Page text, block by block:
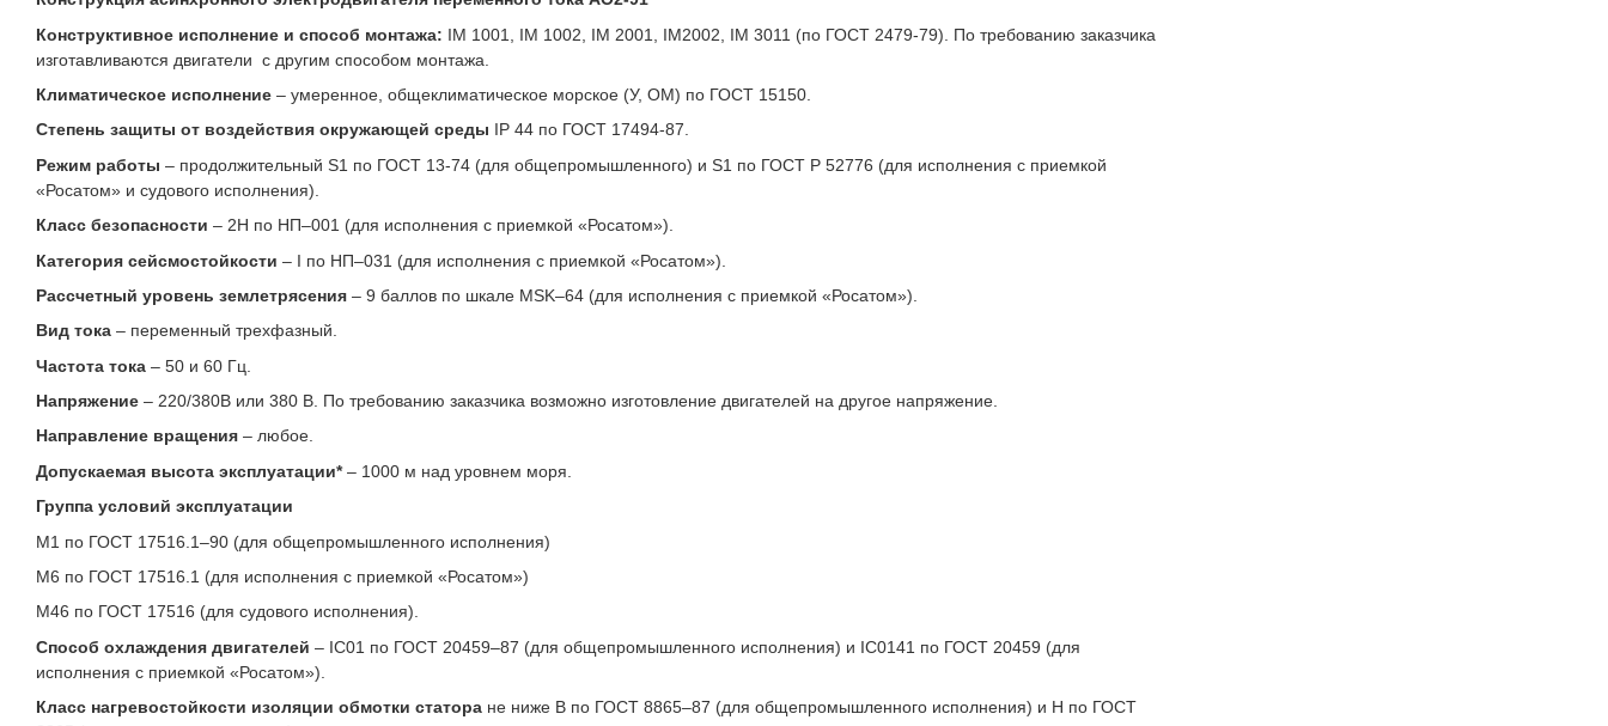
Конструктивное исполнение и способ монтажа: IM 1001, IM 1002, IM 2001, IM2002, IM 3011 (по ГОСТ 2479-79). По требованию заказчика
изготавливаются двигатели с другим способом монтажа.
Климатическое исполнение – умеренное, общеклиматическое морское (У, ОМ) по ГОСТ 15150.
Степень защиты от воздействия окружающей среды IP 44 по ГОСТ 17494-87.
Режим работы – продолжительный S1 по ГОСТ 13-74 (для общепромышленного) и S1 по ГОСТ Р 52776 (для исполнения с приемкой
«Росатом» и судового исполнения).
Класс безопасности – 2Н по НП–001 (для исполнения с приемкой «Росатом»).
Категория сейсмостойкости – I по НП–031 (для исполнения с приемкой «Росатом»).
Рассчетный уровень землетрясения – 9 баллов по шкале MSK–64 (для исполнения с приемкой «Росатом»).
Вид тока – переменный трехфазный.
Частота тока – 50 и 60 Гц.
Напряжение – 220/380В или 380 В. По требованию заказчика возможно изготовление двигателей на другое напряжение.
Направление вращения – любое.
Допускаемая высота эксплуатации*– 1000 м над уровнем моря.
Группа условий эксплуатации
M1 по ГОСТ 17516.1–90 (для общепромышленного исполнения)
М6 по ГОСТ 17516.1 (для исполнения с приемкой «Росатом»)
М46 по ГОСТ 17516 (для судового исполнения).
Способ охлаждения двигателей – IC01 по ГОСТ 20459–87 (для общепромышленного исполнения) и IC0141 по ГОСТ 20459 (для
исполнения с приемкой «Росатом»).
Класс нагревостойкости изоляции обмотки статора не ниже B по ГОСТ 8865–87 (для общепромышленного исполнения) и H по ГОСТ